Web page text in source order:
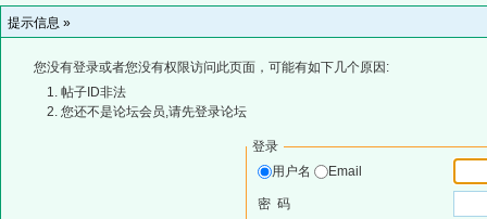
提示信息 »
您没有登录或者您没有权限访问此页面，可能有如下几个原因:
帖子ID非法
您还不是论坛会员,请先登录论坛
登录
用户名
Email
密 码